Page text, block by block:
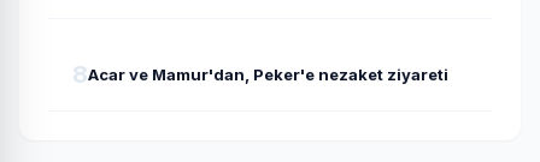
8Acar ve Mamur'dan, Peker'e nezaket ziyareti